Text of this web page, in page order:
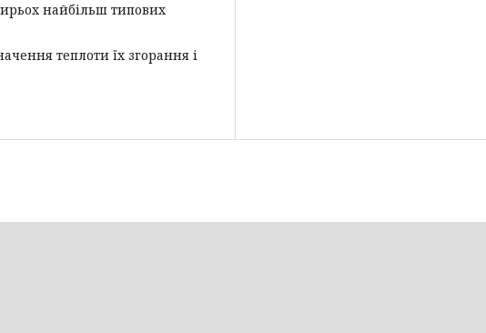
найбільш типових
теплоти їх згорання і